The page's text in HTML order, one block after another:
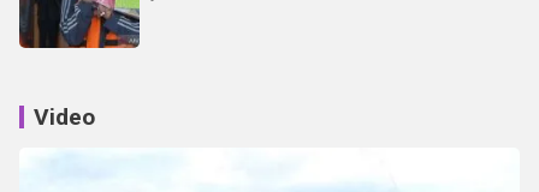
Video